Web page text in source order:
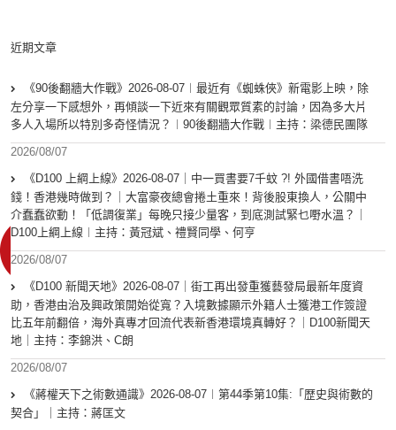
近期文章
《90後翻牆大作戰》2026-08-07︱最近有《蜘蛛俠》新電影上映，除
左分享一下感想外，再傾談一下近來有關觀眾質素的討論，因為多大片
多人入場所以特別多奇怪情況？︱90後翻牆大作戰︱主持：梁德民團隊
2026/08/07
《D100 上綱上線》2026-08-07｜中一買書要7千蚊 ?! 外國借書唔洗
錢！香港幾時做到？｜大富豪夜總會捲土重來！背後股東換人，公關中
介蠢蠢欲動！「低調復業」每晚只接少量客，到底測試緊乜嘢水溫？｜
D100上綱上線︱主持：黃冠斌、禮賢同學、何亨
2026/08/07
《D100 新聞天地》2026-08-07｜街工再出發重獲藝發局最新年度資
助，香港由治及興政策開始從寬？入境數據顯示外籍人士獲港工作簽證
比五年前翻倍，海外真專才回流代表新香港環境真轉好？｜D100新聞天
地｜主持：李錦洪、C朗
2026/08/07
《蔣權天下之術數通識》2026-08-07︱第44季第10集:「歴史與術數的
契合」｜主持：蔣匡文